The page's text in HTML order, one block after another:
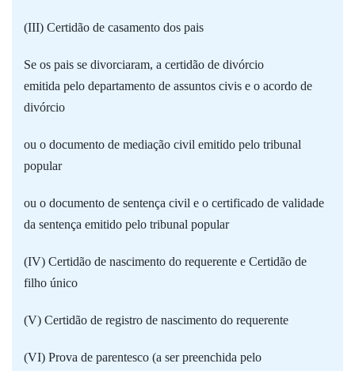
(III) Certidão de casamento dos pais
Se os pais se divorciaram, a certidão de divórcio
emitida pelo departamento de assuntos civis e o acordo de
divórcio
ou o documento de mediação civil emitido pelo tribunal
popular
ou o documento de sentença civil e o certificado de validade
da sentença emitido pelo tribunal popular
(IV) Certidão de nascimento do requerente e Certidão de
filho único
(V) Certidão de registro de nascimento do requerente
(VI) Prova de parentesco (a ser preenchida pelo